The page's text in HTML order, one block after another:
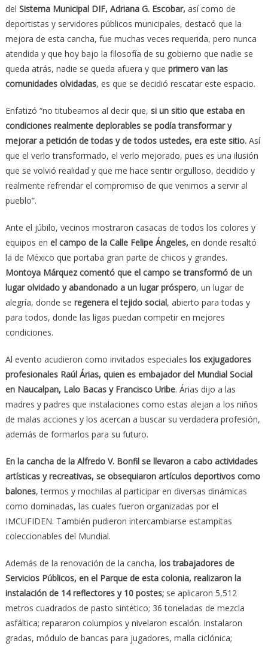
del Sistema Municipal DIF, Adriana G. Escobar, así como de
deportistas y servidores públicos municipales, destacó que la
mejora de esta cancha, fue muchas veces requerida, pero nunca
atendida y que hoy bajo la filosofía de su gobierno que nadie se
queda atrás, nadie se queda afuera y que primero van las
comunidades olvidadas, es que se decidió rescatar este espacio.
Enfatizó “no titubeamos al decir que, si un sitio que estaba en
condiciones realmente deplorables se podía transformar y
mejorar a petición de todas y de todos ustedes, era este sitio.Así
que el verlo transformado, el verlo mejorado, pues es una ilusión
que se volvió realidad y que me hace sentir orgulloso, decidido y
realmente refrendar el compromiso de que venimos a servir al
pueblo”.
Ante el júbilo, vecinos mostraron casacas de todos los colores y
equipos en el campo de la Calle Felipe Ángeles, en donde resaltó
la de México que portaba gran parte de chicos y grandes.
Montoya Márquez comentó que el campo se transformó de un
lugar olvidado y abandonado a un lugar próspero, un lugar de
alegría, donde se regenera el tejido social, abierto para todas y
para todos, donde las ligas puedan competir en mejores
condiciones.
Al evento acudieron como invitados especiales los exjugadores
profesionales Raúl Árias, quien es embajador del Mundial Social
en Naucalpan, Lalo Bacas y Francisco Uribe. Árias dijo a las
madres y padres que instalaciones como estas alejan a los niños
de malas acciones y los acercan a buscar su verdadera profesión,
además de formarlos para su futuro.
En la cancha de la Alfredo V. Bonfil se llevaron a cabo actividades
artísticas y recreativas, se obsequiaron artículos deportivos como
balones, termos y mochilas al participar en diversas dinámicas
como dominadas, las cuales fueron organizadas por el
IMCUFIDEN. También pudieron intercambiarse estampitas
coleccionables del Mundial.
Además de la renovación de la cancha, los trabajadores de
Servicios Públicos, en el Parque de esta colonia, realizaron la
instalación de 14 reflectores y 10 postes;se aplicaron 5,512
metros cuadrados de pasto sintético; 36 toneladas de mezcla
asfáltica; repararon columpios y nivelaron escalón. Instalaron
gradas, módulo de bancas para jugadores, malla ciclónica;